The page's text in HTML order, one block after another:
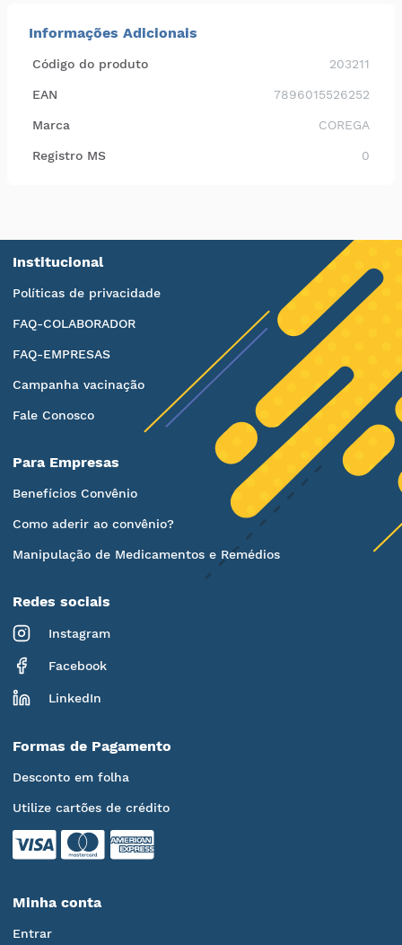
Informações Adicionais
Código do produto 203211
EAN 7896015526252
Marca COREGA
Registro MS 0
Institucional
Políticas de privacidade
FAQ-COLABORADOR
FAQ-EMPRESAS
Campanha vacinação
Fale Conosco
Para Empresas
Benefícios Convênio
Como aderir ao convênio?
Manipulação de Medicamentos e Remédios
Redes sociais
Instagram
Facebook
LinkedIn
Formas de Pagamento
Desconto em folha
Utilize cartões de crédito
Minha conta
Entrar